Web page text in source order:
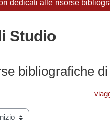
dedicati alle risorse
Studio
bibliografiche